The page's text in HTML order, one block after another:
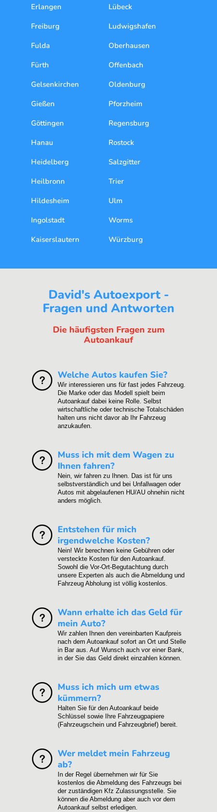
Erlangen
Freiburg
Fulda
Fürth
Gelsenkirchen
Gießen
Göttingen
Hanau
Heidelberg
Heilbronn
Hildesheim
Ingolstadt
Kaiserslautern
Lübeck
Ludwigshafen
Oberhausen
Offenbach
Oldenburg
Pforzheim
Regensburg
Rostock
Salzgitter
Trier
Ulm
Worms
Würzburg
David's Autoexport -
Fragen und Antworten
Die häufigsten Fragen zum
Autoankauf
Welche Autos kaufen Sie?
Wir interessieren uns für fast jedes Fahrzeug.
Die Marke oder das Modell spielt beim
Autoankauf dabei keine Rolle. Selbst
wirtschaftliche oder technische Totalschäden
halten uns nicht davor ab Ihr Fahrzeug
anzukaufen.
Muss ich mit dem Wagen zu
Ihnen fahren?
Nein, wir fahren zu Ihnen. Das ist für uns
selbstverständlich und bei Unfallwagen oder
Autos mit abgelaufenen HU/AU ohnehin nicht
anders möglich.
Entstehen für mich
irgendwelche Kosten?
Nein! Wir berechnen keine Gebühren oder
versteckte Kosten für den Autoankauf.
Sowohl die Vor-Ort-Begutachtung durch
unsere Experten als auch die Abmeldung und
Fahrzeug Abholung ist völlig kostenlos.
Wann erhalte ich das Geld für
mein Auto?
Wir zahlen Ihnen den vereinbarten Kaufpreis
nach dem Autoankauf sofort an Ort und Stelle
in Bar aus. Auf Wunsch auch vor einer Bank,
in der Sie das Geld direkt einzahlen können.
Muss ich mich um etwas
kümmern?
Halten Sie für den Autoankauf beide
Schlüssel sowie Ihre Fahrzeugpapiere
(Fahrzeugschein und Fahrzeugbrief) bereit.
Wer meldet mein Fahrzeug
ab?
In der Regel übernehmen wir für Sie
kostenlos die Abmeldung des Fahrzeugs bei
der zuständigen Kfz Zulassungsstelle. Sie
können die Abmeldung aber auch vor dem
Autoankauf selbst erledigen.